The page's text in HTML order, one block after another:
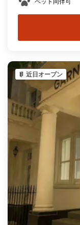
近日オープン